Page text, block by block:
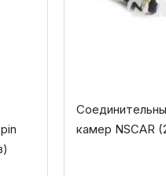
камер NSCAR